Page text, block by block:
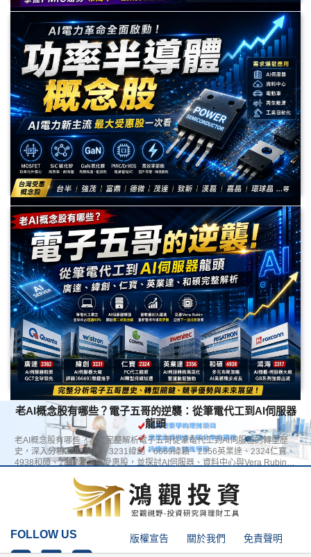
PMIC概念股有哪些？DDR5與AI電力需求爆發，台股受惠股一
次看
PMIC（電源管理IC）雖然不像GPU、CPO般熱門，卻是AI伺服器、DDR5記
憶體與資料中心不可或缺的關鍵元件。本文整理PMIC產業趨勢、DDR5帶來
的新需求，以及最值得關注的台股PMIC概念股與未來展望。
功率半導體概念股有哪些？股癌點名全面噴出！AI電力革命最
大受惠股一次看
股癌點名功率半導體後，台股相關概念股掀起漲停潮。究竟功率半導體是什
麼？AI伺服器、資料中心與電動車如何帶動需求爆發？本文整理功率半導體
產業鏈、MOSFET、SiC、GaN、PMIC、DrMOS等技術趨勢，以及最值得關
注的功率半導體概念股與未來展望。
老AI概念股有哪些？電子五哥的逆襲：從筆電代工到AI伺服器
龍頭
老AI概念股有哪些？本文完整解析電子五哥從筆電代工到AI伺服器的轉型歷
史，深入分析2382廣達、3231緯創、6669緯穎、2356英業達、2324仁寶、
4938和碩、2317鴻海等受惠股，並探討AI伺服器、資料中心與Vera Rubin時
FOLLOW US 版權宣告 關於我們
免責聲明